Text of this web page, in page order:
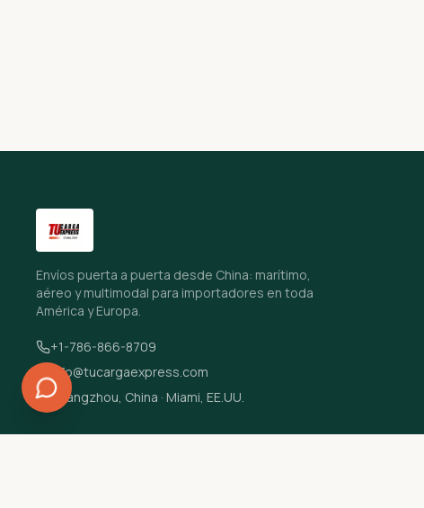
Envíos puerta a puerta desde China: marítimo,
aéreo y multimodal para importadores en toda
América y Europa.
+1-786-866-8709
info@tucargaexpress.com
Guangzhou, China · Miami, EE.UU.